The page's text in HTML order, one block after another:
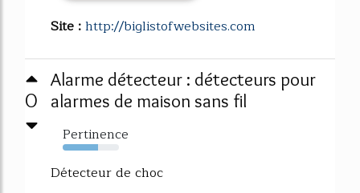
Site :http://biglistofwebsites.com
0
Alarme détecteur : détecteurs pour
alarmes de maison sans fil
Pertinence
63%
Détecteur de choc